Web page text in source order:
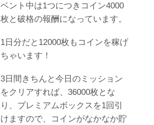
ベント中は1つにつきコイン4000
枚と破格の報酬になっています。
1日分だと12000枚もコインを稼げ
ちゃいます！
3日間きちんと今日のミッション
をクリアすれば、36000枚とな
り、プレミアムボックスを1回引
けますので、コインがなかなか貯